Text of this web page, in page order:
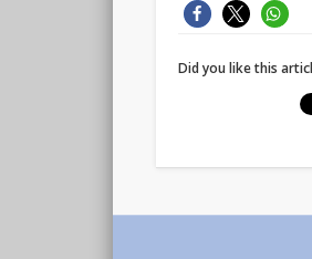
Did you like this